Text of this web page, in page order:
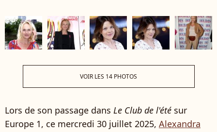
VOIR LES 14 PHOTOS
Lors de son passage dans Le Club de l'été sur
Europe 1, ce mercredi 30 juillet 2025, Alexandra